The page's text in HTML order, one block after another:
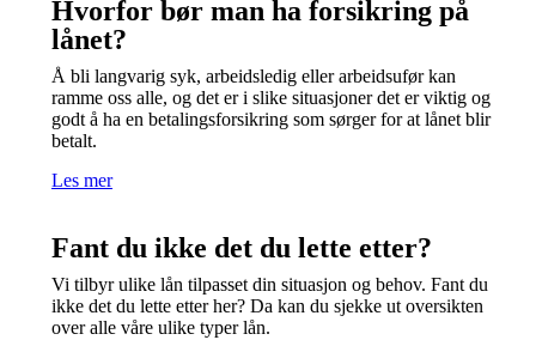
Hvorfor bør man ha forsikring på
lånet?
Å bli langvarig syk, arbeidsledig eller arbeidsufør kan
ramme oss alle, og det er i slike situasjoner det er viktig og
godt å ha en betalingsforsikring som sørger for at lånet blir
betalt.
Les mer
Fant du ikke det du lette etter?
Vi tilbyr ulike lån tilpasset din situasjon og behov. Fant du
ikke det du lette etter her? Da kan du sjekke ut oversikten
over alle våre ulike typer lån.